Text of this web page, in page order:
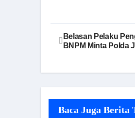
Navigasi
pos
Belasan Pelaku
BNPM Minta Polda
Baca Juga Berita